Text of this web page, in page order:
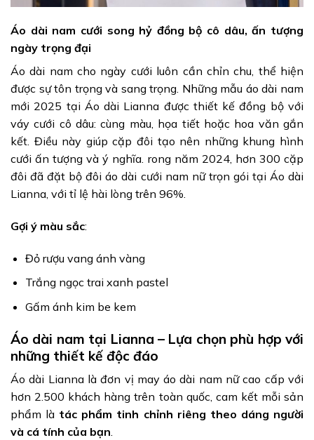
Áo dài nam cưới song hỷ đồng bộ cô dâu, ấn tượng
ngày trọng đại
Áo dài nam cho ngày cưới luôn cần chỉn chu, thể hiện
được sự tôn trọng và sang trọng. Những mẫu áo dài nam
mới 2025 tại Áo dài Lianna được thiết kế đồng bộ với
váy cưới cô dâu: cùng màu, họa tiết hoặc hoa văn gắn
kết. Điều này giúp cặp đôi tạo nên những khung hình
cưới ấn tượng và ý nghĩa. rong năm 2024, hơn 300 cặp
đôi đã đặt bộ đôi áo dài cưới nam nữ trọn gói tại Áo dài
Lianna, với tỉ lệ hài lòng trên 96%.
Gợi ý màu sắc:
Đỏ rượu vang ánh vàng
Trắng ngọc trai xanh pastel
Gấm ánh kim be kem
Áo dài nam tại Lianna – Lựa chọn phù hợp với
những thiết kế độc đáo
Áo dài Lianna là đơn vị may áo dài nam nữ cao cấp với
hơn 2.500 khách hàng trên toàn quốc, cam kết mỗi sản
phẩm là tác phẩm tinh chỉnh riêng theo dáng người
và cá tính của bạn.